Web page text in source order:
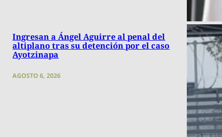
Ingresan a Ángel Aguirre al penal del
altiplano tras su detención por el caso
Ayotzinapa
AGOSTO 6, 2026